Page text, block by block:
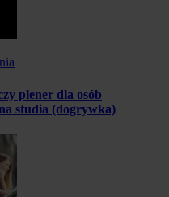
plener dla osób
studia (dogrywka)